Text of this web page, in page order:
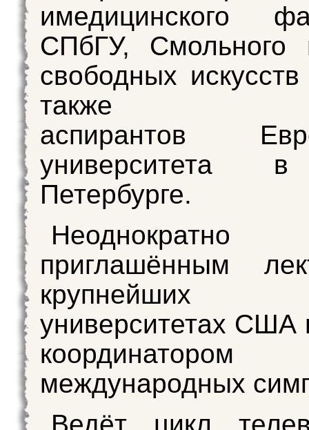
имедицинского
СПбГУ, Смольного
свободных
также
аспирантов
университета
Петербурге.
приглашённым
крупнейших
университетах США
координатором
международных